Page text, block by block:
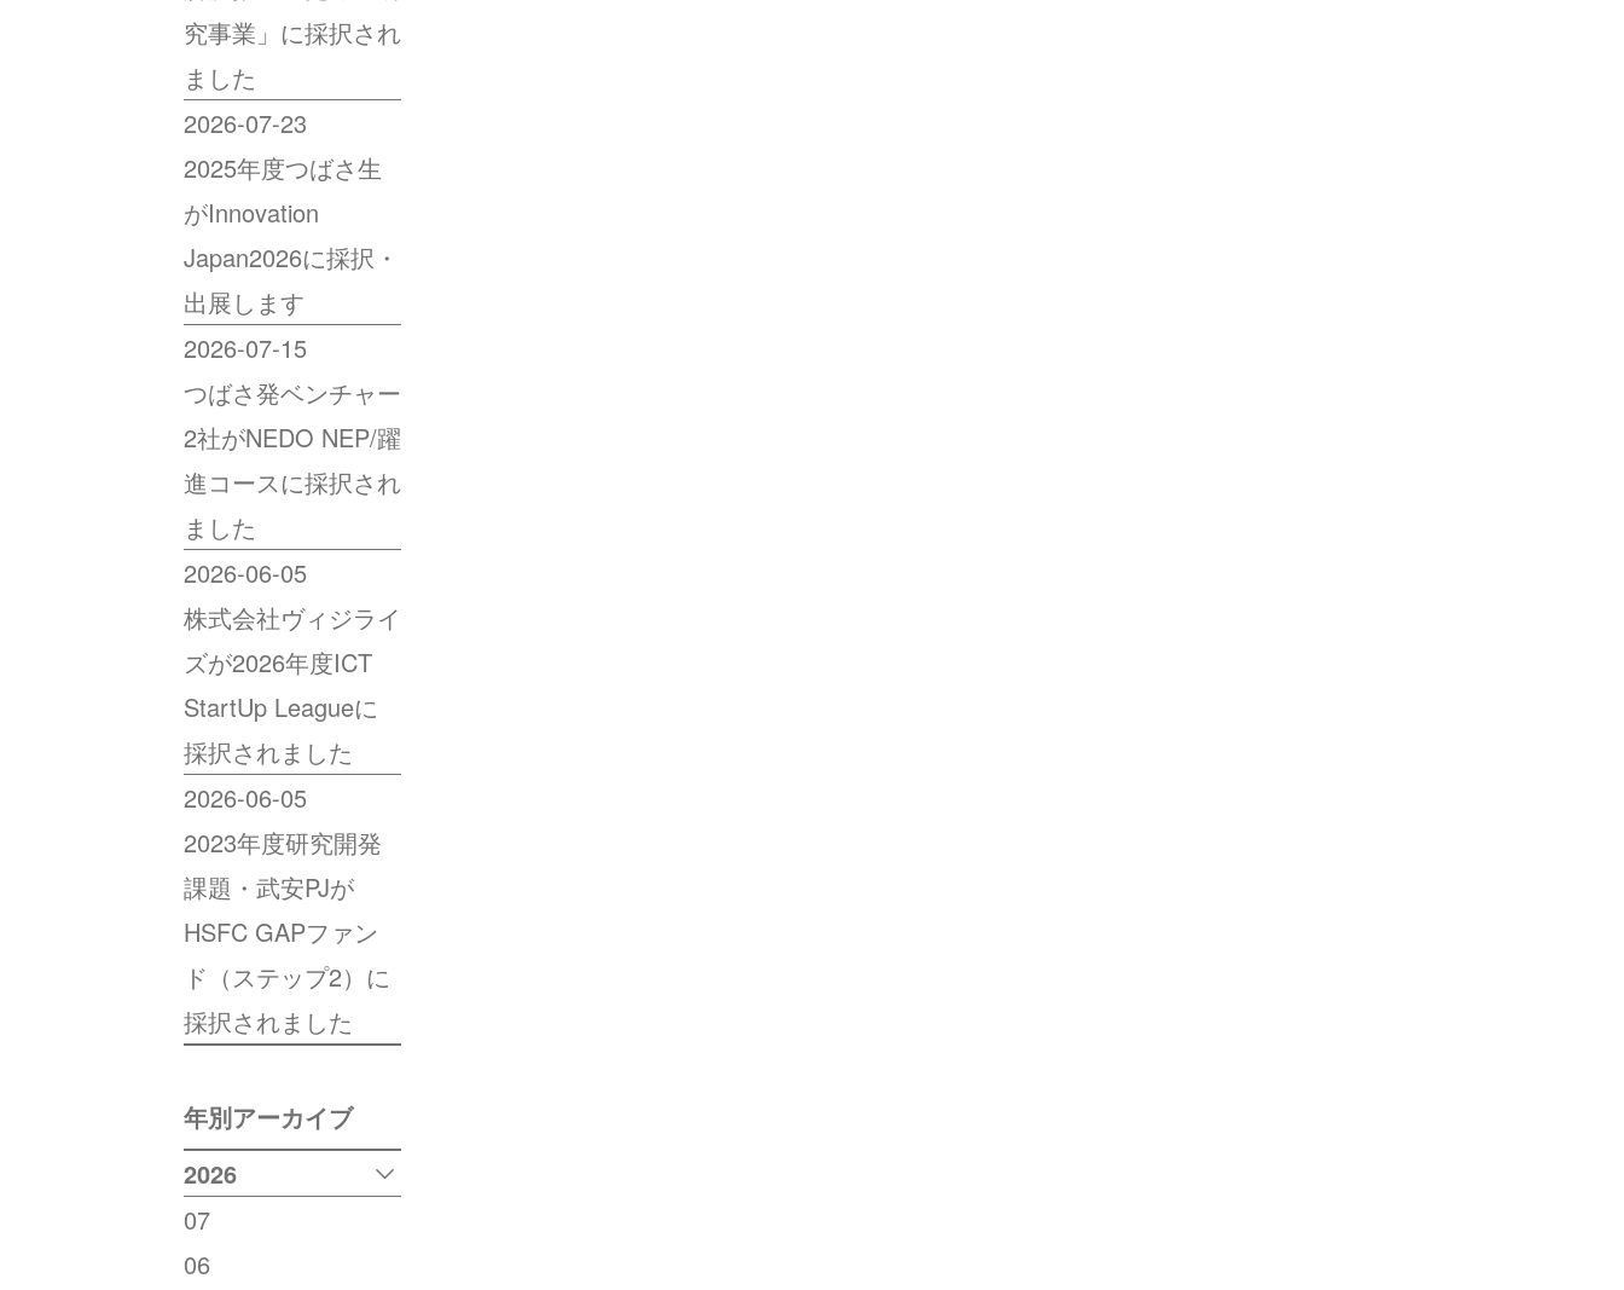
究事業」に採択され
ました
2026-07-23
2025年度つばさ生
がInnovation
Japan2026に採択・
出展します
2026-07-15
つばさ発ベンチャー
2社がNEDO NEP/躍
進コースに採択され
ました
2026-06-05
株式会社ヴィジライ
ズが2026年度ICT
StartUp Leagueに
採択されました
2026-06-05
2023年度研究開発
課題・武安PJが
HSFC GAPファン
ド（ステップ2）に
採択されました
年別アーカイブ
2026
07
06